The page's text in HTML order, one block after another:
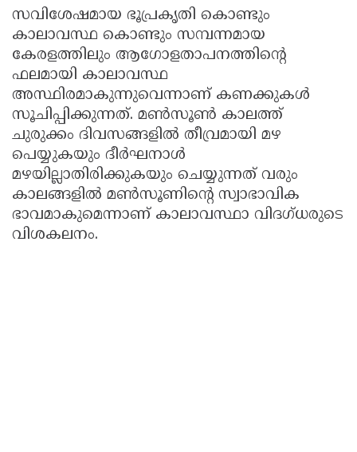
സവിശേഷമായ ഭൂപ്രകൃതി കൊണ്ടും
കാലാവസ്ഥ കൊണ്ടും സമ്പന്നമായ
കേരളത്തിലും ആഗോളതാപനത്തിൻ്റെ
ഫലമായി കാലാവസ്ഥ
അസ്ഥിരമാകുന്നുവെന്നാണ് കണക്കുകൾ
സൂചിപ്പിക്കുന്നത്. മൺസൂൺ കാലത്ത്
ചുരുക്കം ദിവസങ്ങളിൽ തീവ്രമായി മഴ
പെയ്യുകയും ദീർഘനാൾ
മഴയില്ലാതിരിക്കുകയും ചെയ്യുന്നത് വരും
കാലങ്ങളിൽ മൺസൂണിൻ്റെ സ്വാഭാവിക
ഭാവമാകുമെന്നാണ് കാലാവസ്ഥാ വിദഗ്ധരുടെ
വിശകലനം.